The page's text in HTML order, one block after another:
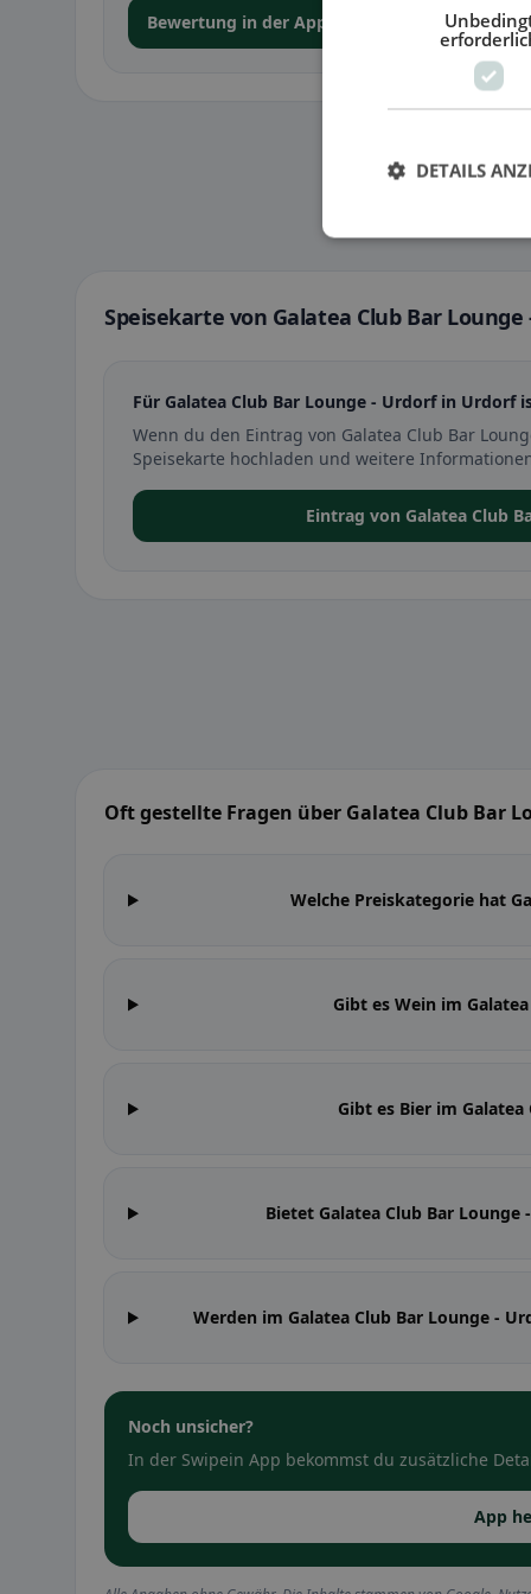
Bewertung in der App abgeben
Speisekarte von Galatea Club Bar
Für Galatea Club Bar Lounge - Urdorf in Urdorf
Wenn du den Eintrag von Galatea Club Bar
Speisekarte hochladen und weitere
Eintrag von Galatea Club
Oft gestellte Fragen über Galatea Club Bar
Welche Preiskategorie hat
Gibt es Wein im
Gibt es Bier im
Bietet Galatea Club Bar
Werden im Galatea Club Bar Lounge -
Noch unsicher?
In der Swipein App bekommst du zusätzliche
App
DETAILS